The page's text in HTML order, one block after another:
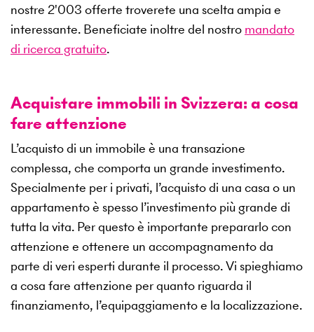
nostre 2'003 offerte troverete una scelta ampia e
interessante. Beneficiate inoltre del nostro mandato
di ricerca gratuito.
Acquistare immobili in Svizzera: a cosa
fare attenzione
L’acquisto di un immobile è una transazione
complessa, che comporta un grande investimento.
Specialmente per i privati, l’acquisto di una casa o un
appartamento è spesso l’investimento più grande di
tutta la vita. Per questo è importante prepararlo con
attenzione e ottenere un accompagnamento da
parte di veri esperti durante il processo. Vi spieghiamo
a cosa fare attenzione per quanto riguarda il
finanziamento, l’equipaggiamento e la localizzazione.